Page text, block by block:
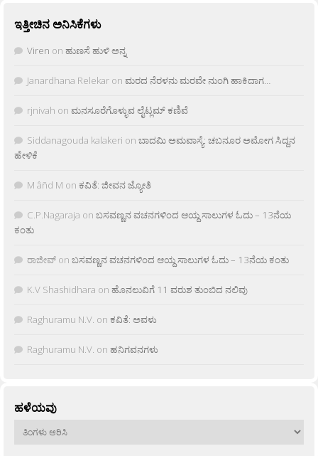
ಇತ್ತೀಚಿನ ಅನಿಸಿಕೆಗಳು
Viren on ಹುಣಸೆ ಹುಳಿ ಅನ್ನ
Janardhana Relekar on ಮರದ ನೆರಳನು ಮರವೇ ನುಂಗಿ ಹಾಕಿದಾಗ…
rjnivah on ಮನಸೂರೆಗೊಳ್ಳುವ ಲೈಟ್ಲಮ್ ಕಣಿವೆ
Siddanagouda kalakeri on ಬಾದಮಿ ಅಮವಾಸ್ಯೆ: ಚಬನೂರ ಅಮೋಗ ಸಿದ್ದನ
ಹೇಳಿಕೆ
M âñd M on ಕವಿತೆ: ಜೀವನ ಜ್ಯೋತಿ
C.P.Nagaraja on ಬಸವಣ್ಣನ ವಚನಗಳಿಂದ ಆಯ್ದ ಸಾಲುಗಳ ಓದು – 13ನೆಯ
ಕಂತು
ರಾಜೀವ್ on ಬಸವಣ್ಣನ ವಚನಗಳಿಂದ ಆಯ್ದ ಸಾಲುಗಳ ಓದು – 13ನೆಯ ಕಂತು
K.V Shashidhara on ಹೊನಲುವಿಗೆ 11 ವರುಶ ತುಂಬಿದ ನಲಿವು
Raghuramu N.V. on ಕವಿತೆ: ಅವಳು
Raghuramu N.V. on ಹನಿಗವನಗಳು
ಹಳೆಯವು
ಹಳೆಯವು